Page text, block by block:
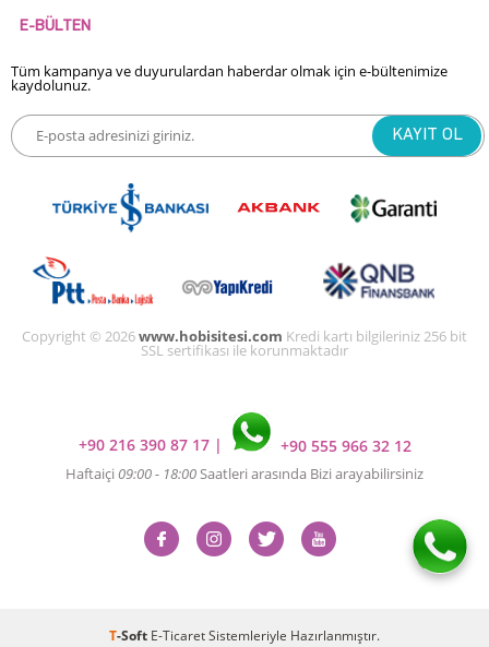
E-BÜLTEN
Tüm kampanya ve duyurulardan haberdar olmak için e-bültenimize
kaydolunuz.
Copyright © 2026www.hobisitesi.com Kredi kartı bilgileriniz 256 bit
SSL sertifikası ile korunmaktadır
+90 216 390 87 17 | +90 555 966 32 12
Haftaiçi 09:00 - 18:00Saatleri arasında Bizi arayabilirsiniz
T-Soft E-TicaretSistemleriyle Hazırlanmıştır.